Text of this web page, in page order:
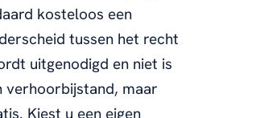
kosteloos een
tussen het recht
uitgenodigd en niet is
verhoorbijstand, maar
Kiest u een eigen